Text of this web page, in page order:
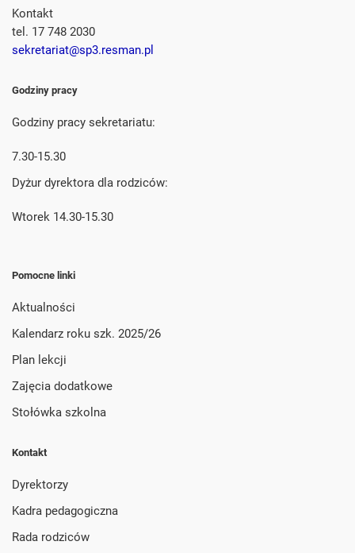
Kontakt
tel. 17 748 2030
sekretariat@sp3.resman.pl
Godziny pracy
Godziny pracy sekretariatu:
7.30-15.30
Dyżur dyrektora dla rodziców:
Wtorek 14.30-15.30
Pomocne linki
Aktualności
Kalendarz roku szk. 2025/26
Plan lekcji
Zajęcia dodatkowe
Stołówka szkolna
Kontakt
Dyrektorzy
Kadra pedagogiczna
Rada rodziców